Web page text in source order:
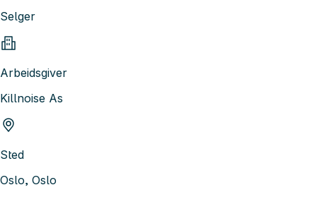
Selger
Arbeidsgiver
Killnoise As
Sted
Oslo, Oslo